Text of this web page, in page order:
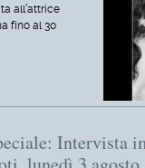
all’attrice
fino al 30
Intervista